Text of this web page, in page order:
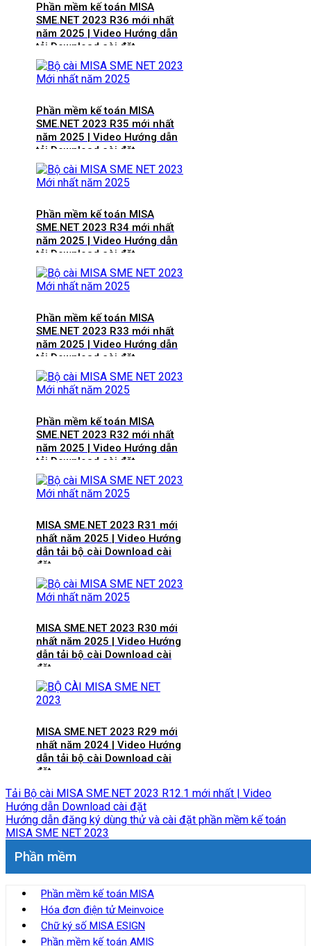
Phần mềm kế toán MISA
SME.NET 2023 R36 mới nhất
năm 2025 | Video Hướng dẫn
tải Download cài đặt
Phần mềm kế toán MISA
SME.NET 2023 R35 mới nhất
năm 2025 | Video Hướng dẫn
tải Download cài đặt
Phần mềm kế toán MISA
SME.NET 2023 R34 mới nhất
năm 2025 | Video Hướng dẫn
tải Download cài đặt
Phần mềm kế toán MISA
SME.NET 2023 R33 mới nhất
năm 2025 | Video Hướng dẫn
tải Download cài đặt
Phần mềm kế toán MISA
SME.NET 2023 R32 mới nhất
năm 2025 | Video Hướng dẫn
tải Download cài đặt
MISA SME.NET 2023 R31 mới
nhất năm 2025 | Video Hướng
dẫn tải bộ cài Download cài
đặt
MISA SME.NET 2023 R30 mới
nhất năm 2025 | Video Hướng
dẫn tải bộ cài Download cài
đặt
MISA SME.NET 2023 R29 mới
nhất năm 2024 | Video Hướng
dẫn tải bộ cài Download cài
đặt
Tải Bộ cài MISA SME.NET 2023 R12.1 mới nhất | Video
Hướng dẫn Download cài đặt
Hướng dẫn đăng ký dùng thử và cài đặt phần mềm kế toán
MISA SME NET 2023
Phần mềm
Phần mềm kế toán MISA
Hóa đơn điện tử Meinvoice
Chữ ký số MISA ESIGN
Phần mềm kế toán AMIS